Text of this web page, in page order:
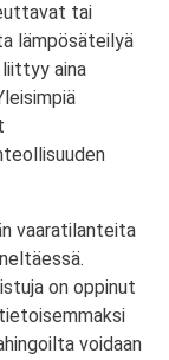
tai
lämpösäteilyä
aina
vaaratilanteita
on oppinut
voidaan